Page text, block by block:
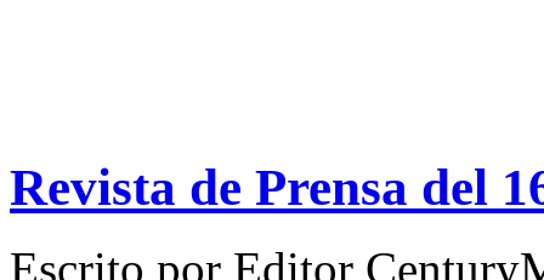
Revista de Prensa del
Escrito por Editor